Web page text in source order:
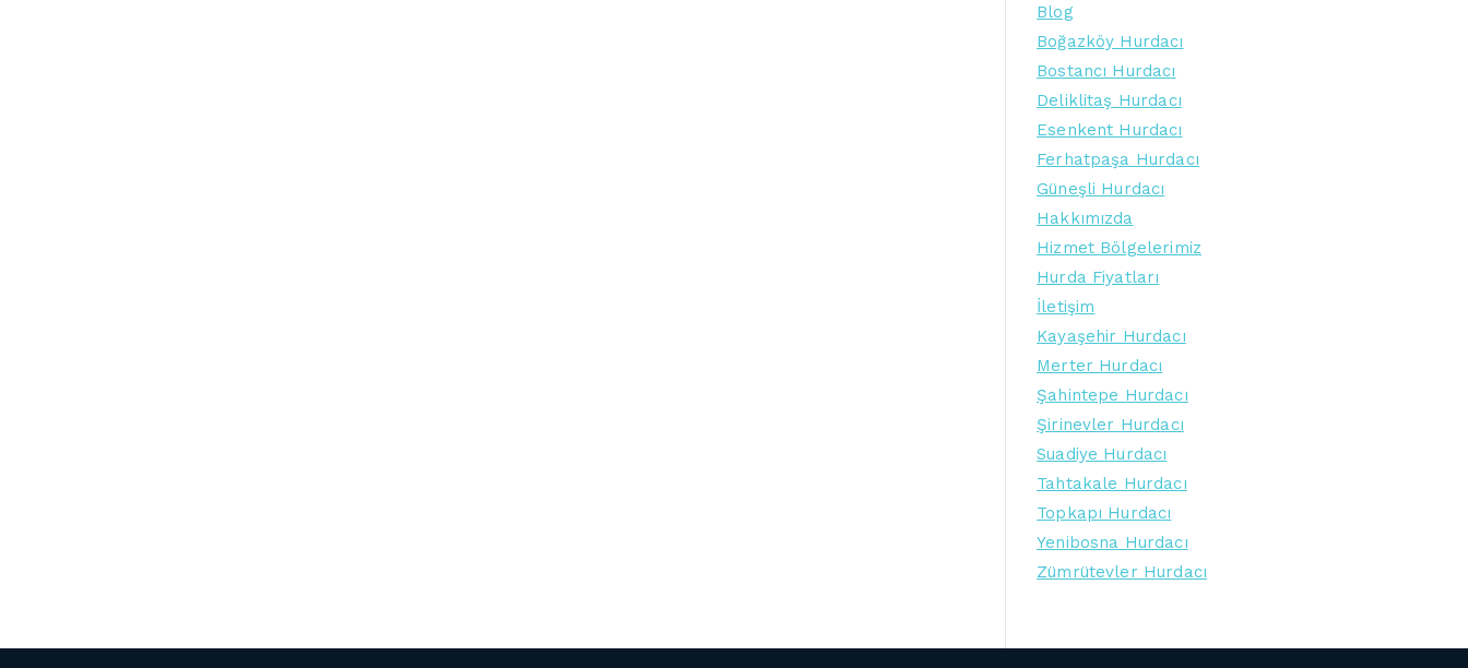
Blog
Boğazköy Hurdacı
Bostancı Hurdacı
Deliklitaş Hurdacı
Esenkent Hurdacı
Ferhatpaşa Hurdacı
Güneşli Hurdacı
Hakkımızda
Hizmet Bölgelerimiz
Hurda Fiyatları
İletişim
Kayaşehir Hurdacı
Merter Hurdacı
Şahintepe Hurdacı
Şirinevler Hurdacı
Suadiye Hurdacı
Tahtakale Hurdacı
Topkapı Hurdacı
Yenibosna Hurdacı
Zümrütevler Hurdacı